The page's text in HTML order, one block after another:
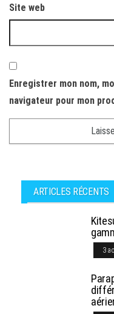
Site web
Enregistrer mon nom,
navigateur pour mon
ARTICLES RÉCENTS
3